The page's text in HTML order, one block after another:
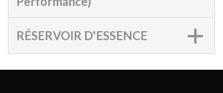
RÉSERVOIR D'ESSENCE